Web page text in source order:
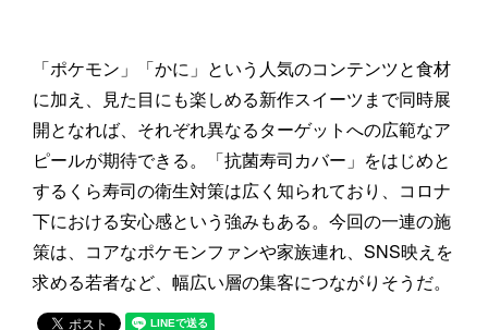
「ポケモン」「かに」という人気のコンテンツと食材
に加え、見た目にも楽しめる新作スイーツまで同時展
開となれば、それぞれ異なるターゲットへの広範なア
ピールが期待できる。「抗菌寿司カバー」をはじめと
するくら寿司の衛生対策は広く知られており、コロナ
下における安心感という強みもある。今回の一連の施
策は、コアなポケモンファンや家族連れ、SNS映えを
求める若者など、幅広い層の集客につながりそうだ。